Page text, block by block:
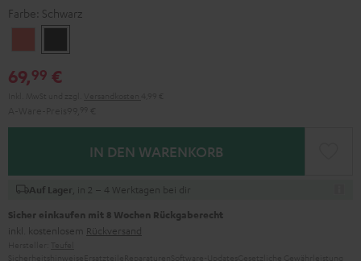
Farbe: Schwarz
Red
69,99 €
IN DEN WARENKORB
Auf Lager , in 2 – 4 Werktagen bei dir
Sicher einkaufen mit 8 Wochen Rückgaberecht
inkl. kostenlosem Rückversand